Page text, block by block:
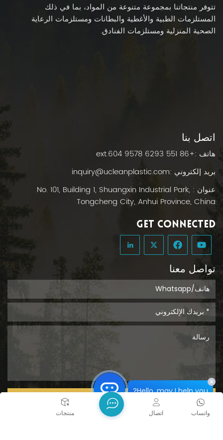
تتوفر منتجاتنا بمجموعة متنوعة من المواد، بما في ذلك
المستلزمات الطبية والأغطية والبطانات ومستلزمات الرعاية
الصحية المنزلية ومستلزمات الفنادق.
اتصل بنا
هاتف :+86 551 6293 9578 ext.604
بريد إلكتروني :inquiry@ucleanplastic.com
عنوان : No. 101, Building 1, Shuangxin Industrial Park,
Tongcheng City, Anhui Province, China
GET CONNECTED
تواصل معنا
يُقدِّم
بيت منتجات واتساب اتصال
Hello, may I help you?